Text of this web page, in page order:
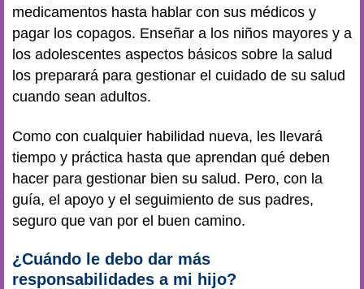
medicamentos hasta hablar con sus médicos y
pagar los copagos. Enseñar a los niños mayores y a
los adolescentes aspectos básicos sobre la salud
los preparará para gestionar el cuidado de su salud
cuando sean adultos.
Como con cualquier habilidad nueva, les llevará
tiempo y práctica hasta que aprendan qué deben
hacer para gestionar bien su salud. Pero, con la
guía, el apoyo y el seguimiento de sus padres,
seguro que van por el buen camino.
¿Cuándo le debo dar más
responsabilidades a mi hijo?